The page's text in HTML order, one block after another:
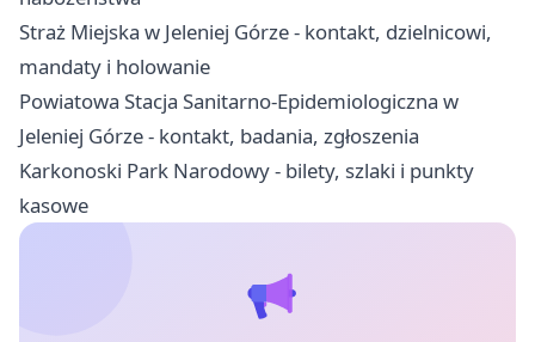
Straż Miejska w Jeleniej Górze - kontakt, dzielnicowi,
mandaty i holowanie
Powiatowa Stacja Sanitarno-Epidemiologiczna w
Jeleniej Górze - kontakt, badania, zgłoszenia
Karkonoski Park Narodowy - bilety, szlaki i punkty
kasowe